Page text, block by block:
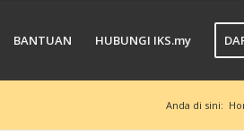
BANTUAN HUBUNGI IKS.my
Anda di sini: